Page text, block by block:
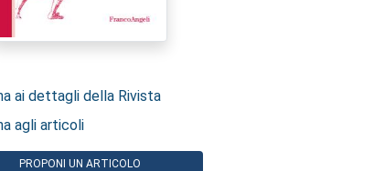
ai dettagli della Rivista
agli articoli
PROPONI UN ARTICOLO